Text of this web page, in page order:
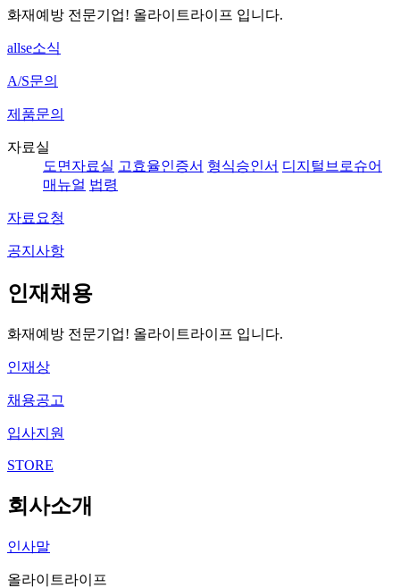
화재예방 전문기업! 올라이트라이프 입니다.
allse소식
A/S문의
제품문의
자료실
도면자료실 고효율인증서 형식승인서 디지털브로슈어
매뉴얼 법령
자료요청
공지사항
인재채용
화재예방 전문기업! 올라이트라이프 입니다.
인재상
채용공고
입사지원
STORE
회사소개
인사말
올라이트라이프